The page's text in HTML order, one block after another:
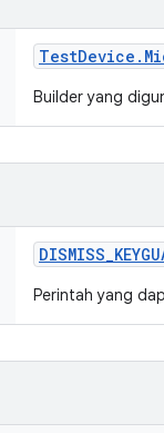
TestDevice .
Builder yang
DISMISS_
Perintah yang